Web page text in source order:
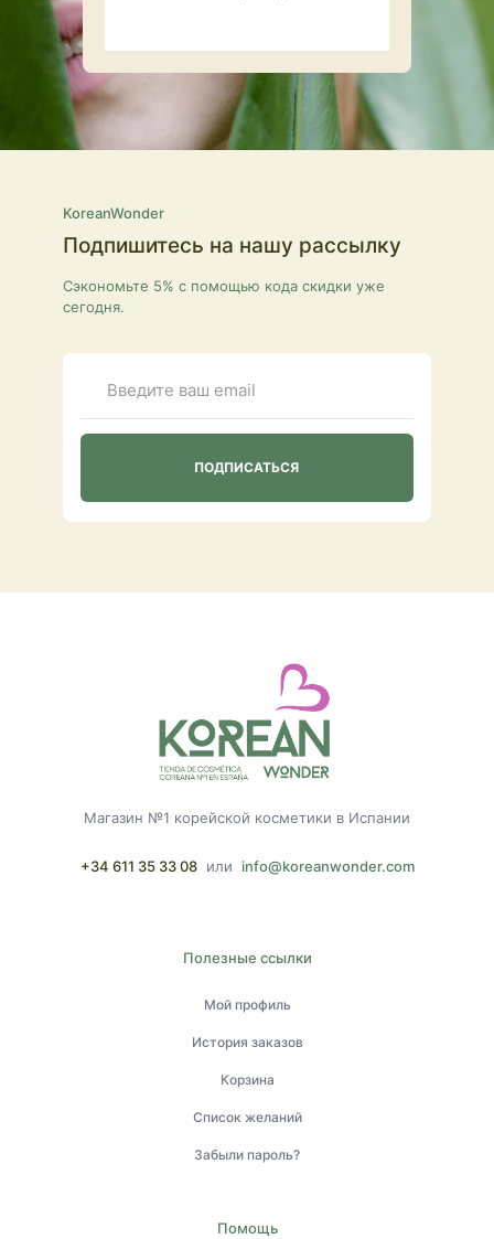
KoreanWonder
Подпишитесь на нашу рассылку
Сэкономьте 5% с помощью кода скидки уже
сегодня.
Магазин №1 корейской косметики в Испании
+34 611 35 33 08 или info@koreanwonder.com
Полезные ссылки
Мой профиль
История заказов
Корзина
Список желаний
Забыли пароль?
Помощь